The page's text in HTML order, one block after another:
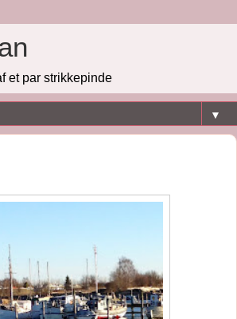
et par strikkepinde
▼